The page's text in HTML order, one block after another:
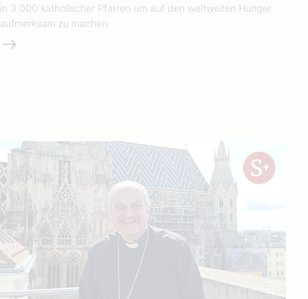
in 3.000 katholischer Pfarren um auf den weltweiten Hunger
aufmerksam zu machen.
Weiterlesen